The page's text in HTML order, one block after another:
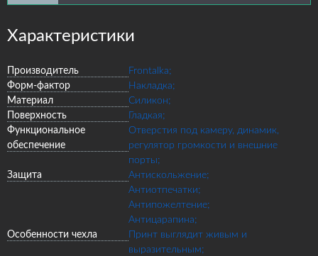
Характеристики
Производитель
Frontalka;
Форм-фактор
Накладка;
Материал
Силикон;
Поверхность
Гладкая;
Функциональное
обеспечение
Отверстия под камеру, динамик,
регулятор громкости и внешние
порты;
Защита
Антискольжение;
Антиотпечатки;
Антипожелтение;
Антицарапина;
Особенности чехла
Принт выглядит живым и
выразительным;